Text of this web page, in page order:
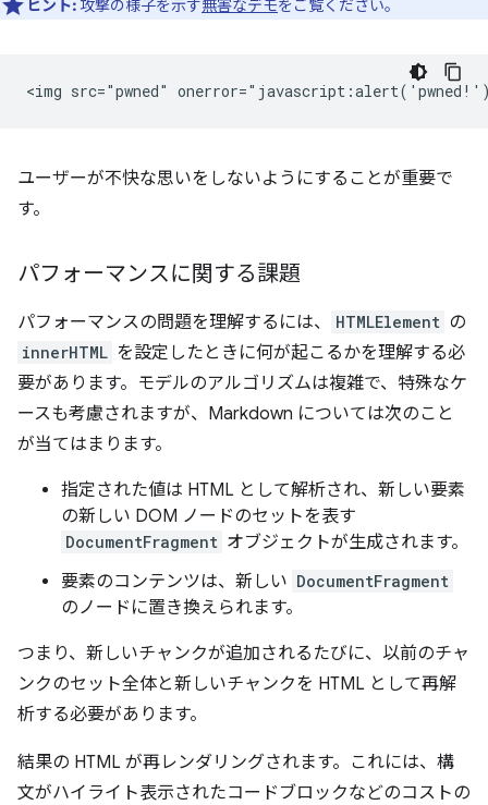
ヒント: 攻撃の様子を示す無害なデモをご覧ください。
ユーザーが不快な思いをしないようにすることが重要で
す。
パフォーマンスに関する課題
パフォーマンスの問題を理解するには、 HTMLElement の
innerHTML を設定したときに何が起こるかを理解する必
要があります。モデルのアルゴリズムは複雑で、特殊なケ
ースも考慮されますが、Markdown については次のこと
が当てはまります。
指定された値は HTML として解析され、新しい要素
の新しい DOM ノードのセットを表す
DocumentFragment オブジェクトが生成されます。
要素のコンテンツは、新しい DocumentFragment
のノードに置き換えられます。
つまり、新しいチャンクが追加されるたびに、以前のチャ
ンクのセット全体と新しいチャンクを HTML として再解
析する必要があります。
結果の HTML が再レンダリングされます。これには、構
文がハイライト表示されたコードブロックなどのコストの